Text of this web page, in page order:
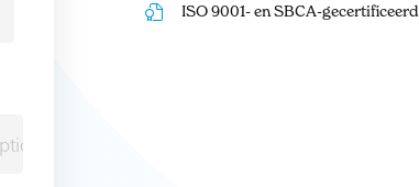
ISO 9001- en SBCA-gecertificeerd